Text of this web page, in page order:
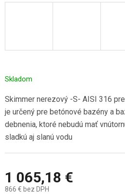
1 065,18 €
866 € bez DPH
Skladom
Skimmer nerezový -S- AISI 316
je určený pre betónové bazény a
debnenia, ktoré nebudú mať
sladkú aj slanú vodu